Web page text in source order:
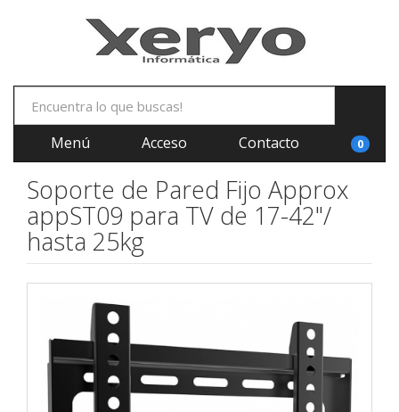
Menú Acceso Contacto 0
Soporte de Pared Fijo Approx
appST09 para TV de 17-42"/
hasta 25kg